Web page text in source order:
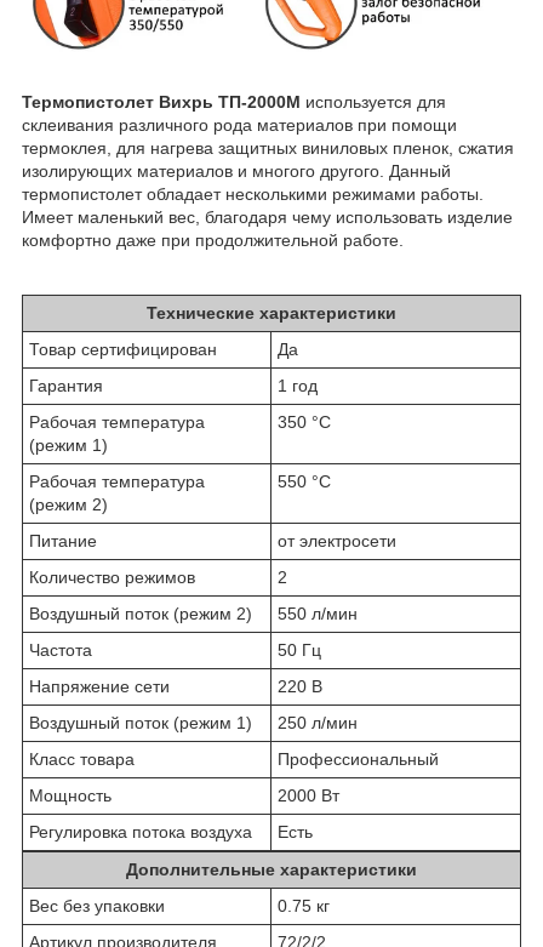
Термопистолет Вихрь ТП-2000М используется для
склеивания различного рода материалов при помощи
термоклея, для нагрева защитных виниловых пленок, сжатия
изолирующих материалов и многого другого. Данный
термопистолет обладает несколькими режимами работы.
Имеет маленький вес, благодаря чему использовать изделие
комфортно даже при продолжительной работе.
Технические характеристики
Товар сертифицирован
Да
Гарантия
1 год
Рабочая температура
(режим 1)
350 °C
Рабочая температура
(режим 2)
550 °C
Питание
от электросети
Количество режимов
2
Воздушный поток (режим 2)
550 л/мин
Частота
50 Гц
Напряжение сети
220 В
Воздушный поток (режим 1)
250 л/мин
Класс товара
Профессиональный
Мощность
2000 Вт
Регулировка потока воздуха
Есть
Дополнительные характеристики
Вес без упаковки
0.75 кг
Артикул производителя
72/2/2